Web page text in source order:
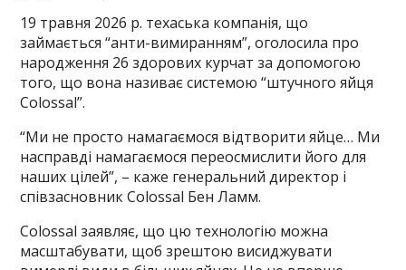
19 травня 2026 р. техаська компанія, що
займається “анти-вимиранням”, оголосила про
народження 26 здорових курчат за допомогою
того, що вона називає системою “штучного яйця
Colossal”.
“Ми не просто намагаємося відтворити яйце… Ми
насправді намагаємося переосмислити його для
наших цілей”, – каже генеральний директор і
співзасновник Colossal Бен Ламм.
Colossal заявляє, що цю технологію можна
масштабувати, щоб зрештою висиджувати